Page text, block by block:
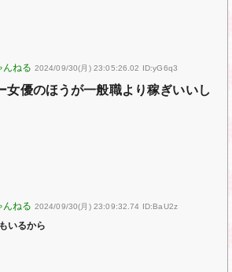
2024/09/30(月) 23:05:26.02 ID:yG6q3
女優のほうが一般職より稼ぎいいし
2024/09/30(月) 23:09:32.74 ID:BaU2z
いるから